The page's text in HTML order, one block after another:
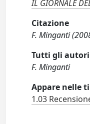
IL GIORNALE
Citazione
F. Minganti
Tutti gli autori
F. Minganti
Appare nelle
1.03